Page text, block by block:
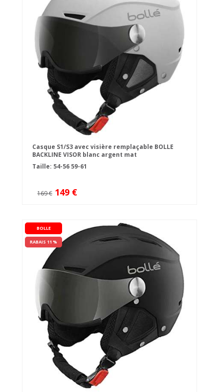
Casque S1/S3 avec visière remplaçable BOLLE
BACKLINE VISOR blanc argent mat
Taille: 54-56 59-61
169 € 149 €
BOLLE
RABAIS 11 %